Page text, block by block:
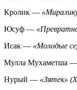
Кролик —
Юсуф —
Исак — «Молодые
Мулла Мухаметша —
Нурый — «Зятек»